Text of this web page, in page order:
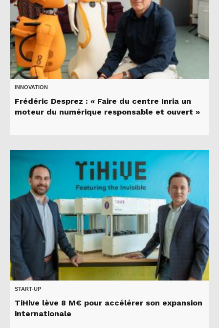
INNOVATION
Frédéric Desprez : « Faire du centre Inria un
moteur du numérique responsable et ouvert »
START-UP
TiHive lève 8 M€ pour accélérer son expansion
internationale